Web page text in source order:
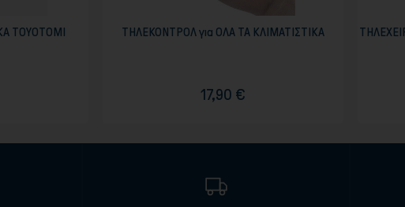
TOYOTOMI ΤΗΛΕΚΟΝΤΡΟΛ για ΟΛΑ ΤΑ ΚΛΙΜΑΤΙΣΤΙΚΑ
17,90 €